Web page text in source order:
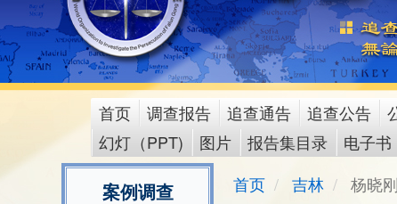
main
menu
首页 调查报告 追查通告 追查公告
幻灯（PPT)
图片 报告集目录 电子书
案例调查 首页 吉林 杨晓刚